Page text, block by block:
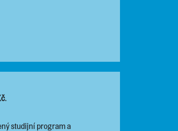
.
studijní program a